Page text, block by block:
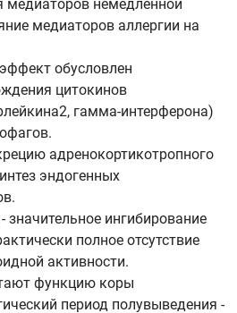
немедленной
медиаторов аллергии на
обусловлен
цитокинов
гамма-интерферона)
адренокортикотропного
эндогенных
значительное ингибирование
полное отсутствие
активности.
функцию коры
период полувыведения -